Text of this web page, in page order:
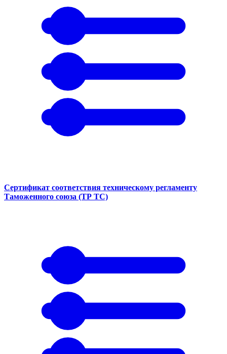
Сертификат соответствия техническому регламенту
Таможенного союза (ТР ТС)